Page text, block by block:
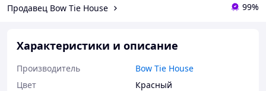
Продавец Bow Tie House 99%
Характеристики и описание
Производитель
Bow Tie House
Цвет
Красный